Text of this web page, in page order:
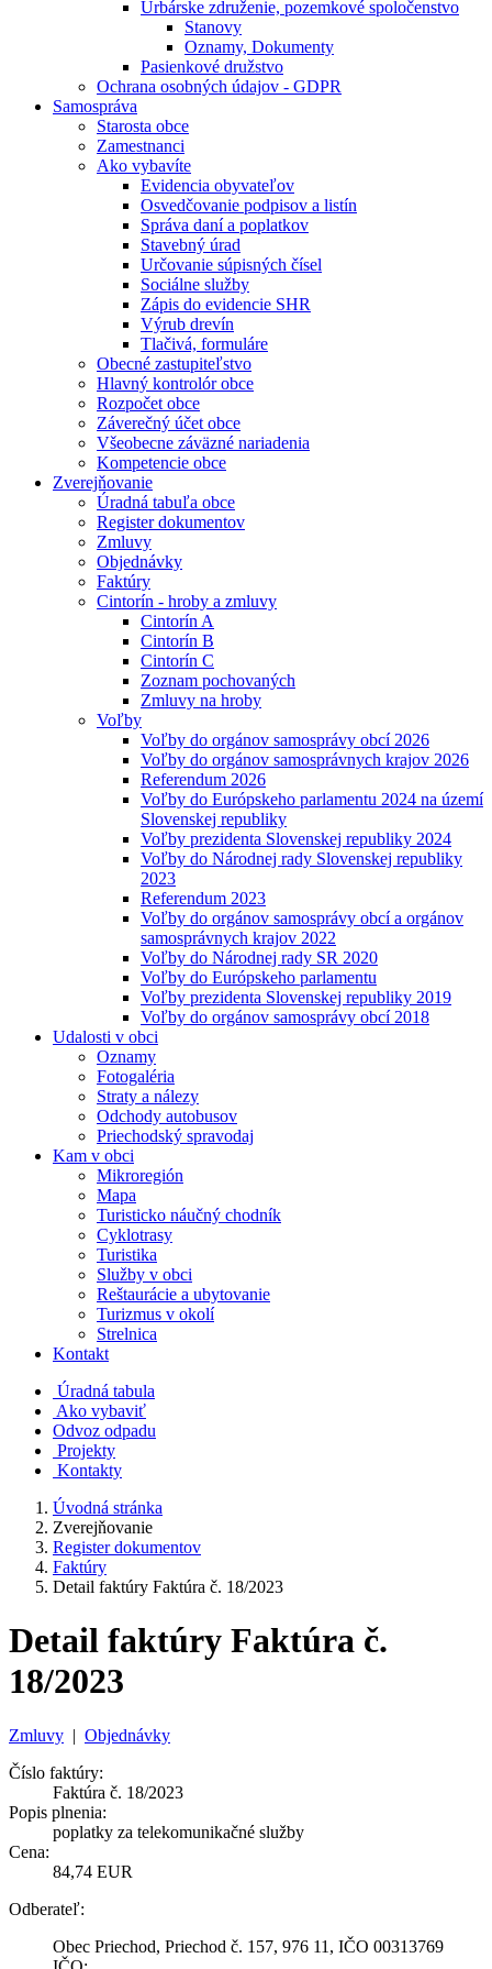
Urbárske združenie, pozemkové spoločenstvo
Stanovy
Oznamy, Dokumenty
Pasienkové družstvo
Ochrana osobných údajov - GDPR
Samospráva
Starosta obce
Zamestnanci
Ako vybavíte
Evidencia obyvateľov
Osvedčovanie podpisov a listín
Správa daní a poplatkov
Stavebný úrad
Určovanie súpisných čísel
Sociálne služby
Zápis do evidencie SHR
Výrub drevín
Tlačivá, formuláre
Obecné zastupiteľstvo
Hlavný kontrolór obce
Rozpočet obce
Záverečný účet obce
Všeobecne záväzné nariadenia
Kompetencie obce
Zverejňovanie
Úradná tabuľa obce
Register dokumentov
Zmluvy
Objednávky
Faktúry
Cintorín - hroby a zmluvy
Cintorín A
Cintorín B
Cintorín C
Zoznam pochovaných
Zmluvy na hroby
Voľby
Voľby do orgánov samosprávy obcí 2026
Voľby do orgánov samosprávnych krajov 2026
Referendum 2026
Voľby do Európskeho parlamentu 2024 na území
Slovenskej republiky
Voľby prezidenta Slovenskej republiky 2024
Voľby do Národnej rady Slovenskej republiky
2023
Referendum 2023
Voľby do orgánov samosprávy obcí a orgánov
samosprávnych krajov 2022
Voľby do Národnej rady SR 2020
Voľby do Európskeho parlamentu
Voľby prezidenta Slovenskej republiky 2019
Voľby do orgánov samosprávy obcí 2018
Udalosti v obci
Oznamy
Fotogaléria
Straty a nálezy
Odchody autobusov
Priechodský spravodaj
Kam v obci
Mikroregión
Mapa
Turisticko náučný chodník
Cyklotrasy
Turistika
Služby v obci
Reštaurácie a ubytovanie
Turizmus v okolí
Strelnica
Kontakt
Úradná tabula
Ako vybaviť
Odvoz odpadu
Projekty
Kontakty
Úvodná stránka
Zverejňovanie
Register dokumentov
Faktúry
Detail faktúry Faktúra č. 18/2023
Detail faktúry Faktúra č.
18/2023
Zmluvy | Objednávky
Číslo faktúry:
Faktúra č. 18/2023
Popis plnenia:
poplatky za telekomunikačné služby
Cena:
84,74 EUR
Odberateľ:
Obec Priechod, Priechod č. 157, 976 11, IČO 00313769